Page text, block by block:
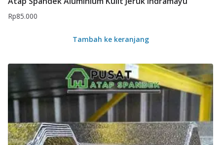
Rp85.000
Tambah ke keranjang